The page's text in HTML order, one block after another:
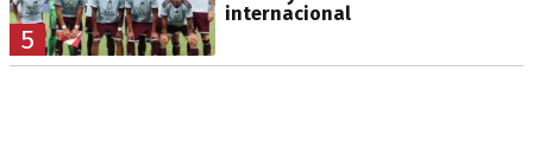
5
internacional